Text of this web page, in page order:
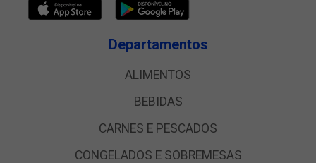
Departamentos
ALIMENTOS
BEBIDAS
CARNES E PESCADOS
CONGELADOS E SOBREMESAS